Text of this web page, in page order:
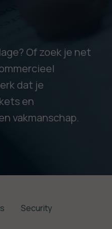
Of zoek je net
dat je
en
vakmanschap.
Security